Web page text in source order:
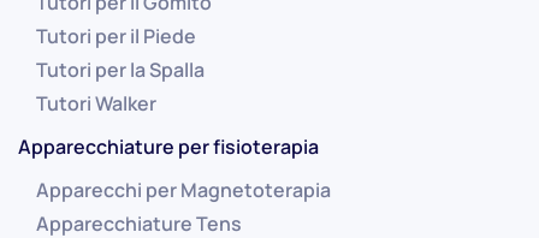
Tutori per il Piede
Tutori per la Spalla
Tutori Walker
Apparecchiature per fisioterapia
Apparecchi per Magnetoterapia
Apparecchiature Tens